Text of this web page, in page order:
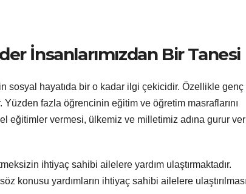
İnsanlarımızdan Bir Tanesi
sosyal hayatıda bir o kadar ilgi çekicidir. Özellikle genç
fazla öğrencinin eğitim ve öğretim masraflarını
eğitimler vermesi, ülkemiz ve milletimiz adına gurur
ihtiyaç sahibi ailelere yardım ulaştırmaktadır.
konusu yardımların ihtiyaç sahibi ailelere